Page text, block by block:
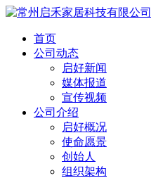
首页
公司动态
启好新闻
媒体报道
宣传视频
公司介绍
启好概况
使命愿景
创始人
组织架构